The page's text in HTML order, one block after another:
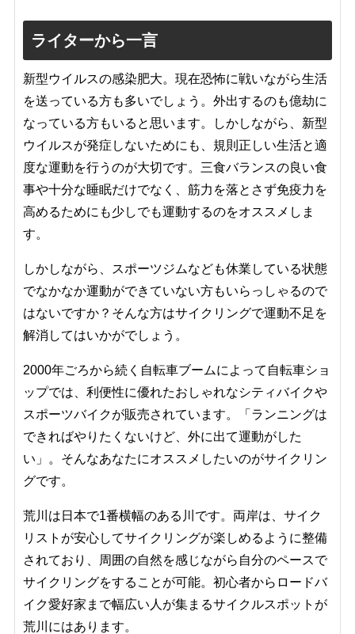
ライターから一言
新型ウイルスの感染肥大。現在恐怖に戦いながら生活
を送っている方も多いでしょう。外出するのも億劫に
なっている方もいると思います。しかしながら、新型
ウイルスが発症しないためにも、規則正しい生活と適
度な運動を行うのが大切です。三食バランスの良い食
事や十分な睡眠だけでなく、筋力を落とさず免疫力を
高めるためにも少しでも運動するのをオススメしま
す。
しかしながら、スポーツジムなども休業している状態
でなかなか運動ができていない方もいらっしゃるので
はないですか？そんな方はサイクリングで運動不足を
解消してはいかがでしょう。
2000年ごろから続く自転車ブームによって自転車ショ
ップでは、利便性に優れたおしゃれなシティバイクや
スポーツバイクが販売されています。「ランニングは
できればやりたくないけど、外に出て運動がした
い」。そんなあなたにオススメしたいのがサイクリン
グです。
荒川は日本で1番横幅のある川です。両岸は、サイク
リストが安心してサイクリングが楽しめるように整備
されており、周囲の自然を感じながら自分のペースで
サイクリングをすることが可能。初心者からロードバ
イク愛好家まで幅広い人が集まるサイクルスポットが
荒川にはあります。